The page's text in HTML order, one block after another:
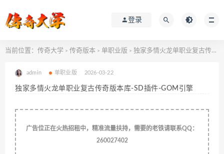
登录
当前位置： 传奇大学 > 传奇版本 > 单职业版 > 独家多情火龙单职业复古传奇版本库-SD插件-GOM引擎
admin 单职业版 2026-03-22
独家多情火龙单职业复古传奇版本库-SD插件-GOM引擎
广告位正在火热招租中，精准流量扶持，需要的老铁请联系QQ：
260027402